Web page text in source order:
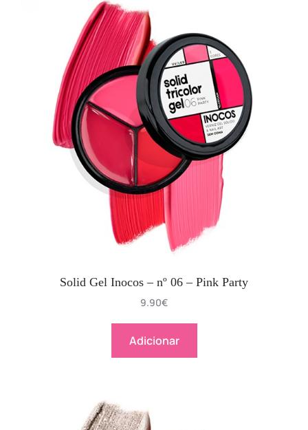
Solid Gel Inocos – nº 06 – Pink Party
9.90€
Adicionar